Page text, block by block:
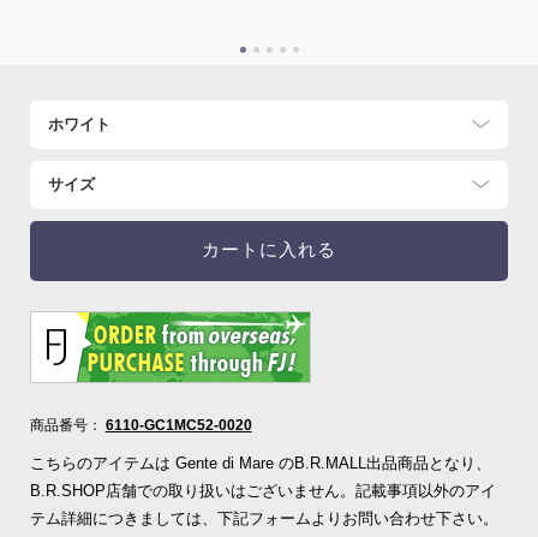
カートに入れる
商品番号： 6110-GC1MC52-0020
こちらのアイテムは Gente di Mare のB.R.MALL出品商品となり、
B.R.SHOP店舗での取り扱いはございません。記載事項以外のアイ
テム詳細につきましては、下記フォームよりお問い合わせ下さい。